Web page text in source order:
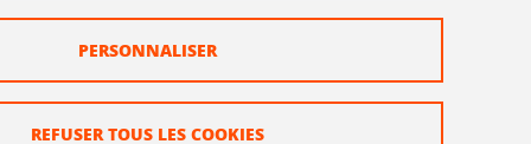
REFUSER TOUS LES COOKIES
PERSONNALISER